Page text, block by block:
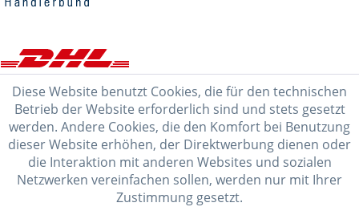
Diese Website benutzt Cookies, die für den technischen
Betrieb der Website erforderlich sind und stets gesetzt
werden. Andere Cookies, die den Komfort bei Benutzung
dieser Website erhöhen, der Direktwerbung dienen oder
die Interaktion mit anderen Websites und sozialen
Netzwerken vereinfachen sollen, werden nur mit Ihrer
Zustimmung gesetzt.